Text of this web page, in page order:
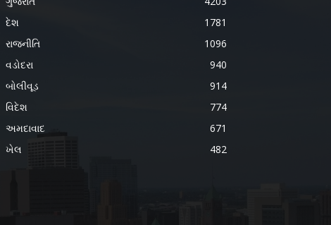
દેશ
1781
રાજનીતિ
1096
વડોદરા
940
બોલીવૂડ
914
વિદેશ
774
અમદાવાદ
671
ખેલ
482